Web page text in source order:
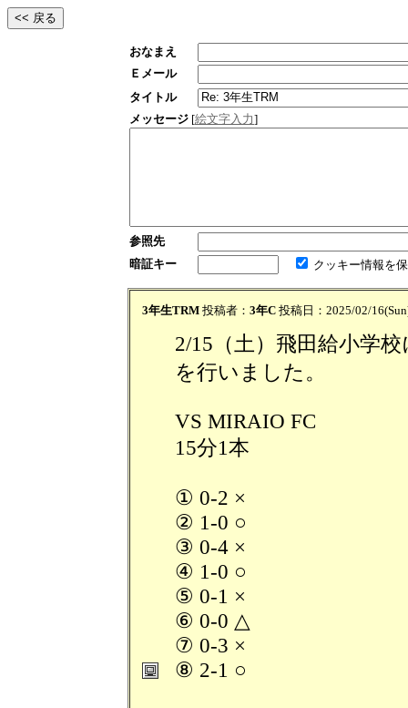
おなまえ
Ｅメール
タイトル
メッセージ [絵文字入力]
参照先
暗証キー
クッキー情報を
3年生TRM 投稿者： 3年C 投稿日：2025/02/
2/15（土）飛田給小学
を行いました。
VS MIRAIO FC
15分1本
① 0-2 ×
② 1-0 ○
③ 0-4 ×
④ 1-0 ○
⑤ 0-1 ×
⑥ 0-0 △
⑦ 0-3 ×
⑧ 2-1 ○